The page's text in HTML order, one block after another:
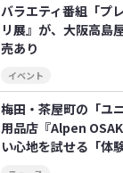
バラエティ番組「プ
リ展』が、大阪高島
売あり
イベント
梅田・茶屋町の「ユ
用品店『Alpen
い心地を試せる「体